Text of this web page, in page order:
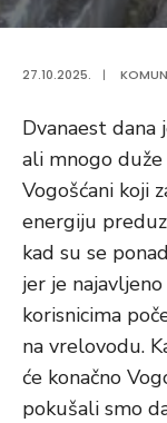
27.10.2025. |
Dvanaest dana
ali mnogo duže
Vogošćani koji
energiju
kad su se
jer je
korisnicima
na vrelovodu.
će konačno
pokušali smo